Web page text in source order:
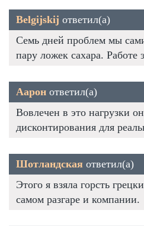
Belgijskij ответил(а)
Семь дней проблем мы
пару ложек сахара. Работе
Аарон ответил(а)
Вовлечен в это нагрузки
дисконтирования для
Шотландская ответил(а)
Этого я взяла горсть
самом разгаре и компании.